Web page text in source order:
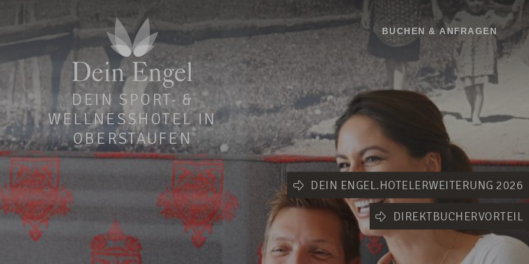
DEIN SPORT- &
WELLNESSHOTEL IN
OBERSTAUFEN
DEIN ENGEL.HOTELERWEITERUNG 2026
DIREKTBUCHERVORTEIL
BUCHEN
BUCHEN & ANFRAGEN